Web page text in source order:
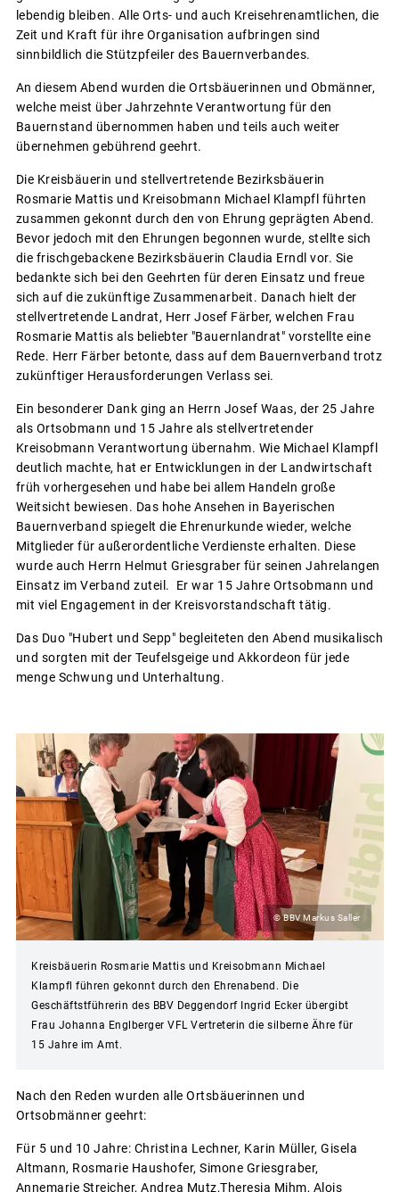
lebendig bleiben. Alle Orts- und auch Kreisehrenamtlichen, die
Zeit und Kraft für ihre Organisation aufbringen sind
sinnbildlich die Stützpfeiler des Bauernverbandes.
An diesem Abend wurden die Ortsbäuerinnen und Obmänner,
welche meist über Jahrzehnte Verantwortung für den
Bauernstand übernommen haben und teils auch weiter
übernehmen gebührend geehrt.
Die Kreisbäuerin und stellvertretende Bezirksbäuerin
Rosmarie Mattis und Kreisobmann Michael Klampfl führten
zusammen gekonnt durch den von Ehrung geprägten Abend.
Bevor jedoch mit den Ehrungen begonnen wurde, stellte sich
die frischgebackene Bezirksbäuerin Claudia Erndl vor. Sie
bedankte sich bei den Geehrten für deren Einsatz und freue
sich auf die zukünftige Zusammenarbeit. Danach hielt der
stellvertretende Landrat, Herr Josef Färber, welchen Frau
Rosmarie Mattis als beliebter "Bauernlandrat" vorstellte eine
Rede. Herr Färber betonte, dass auf dem Bauernverband trotz
zukünftiger Herausforderungen Verlass sei.
Ein besonderer Dank ging an Herrn Josef Waas, der 25 Jahre
als Ortsobmann und 15 Jahre als stellvertretender
Kreisobmann Verantwortung übernahm. Wie Michael Klampfl
deutlich machte, hat er Entwicklungen in der Landwirtschaft
früh vorhergesehen und habe bei allem Handeln große
Weitsicht bewiesen. Das hohe Ansehen in Bayerischen
Bauernverband spiegelt die Ehrenurkunde wieder, welche
Mitglieder für außerordentliche Verdienste erhalten. Diese
wurde auch Herrn Helmut Griesgraber für seinen Jahrelangen
Einsatz im Verband zuteil. Er war 15 Jahre Ortsobmann und
mit viel Engagement in der Kreisvorstandschaft tätig.
Das Duo "Hubert und Sepp" begleiteten den Abend musikalisch
und sorgten mit der Teufelsgeige und Akkordeon für jede
menge Schwung und Unterhaltung.
© BBV Markus Saller
Kreisbäuerin Rosmarie Mattis und Kreisobmann Michael
Klampfl führen gekonnt durch den Ehrenabend. Die
Geschäftstführerin des BBV Deggendorf Ingrid Ecker übergibt
Frau Johanna Englberger VFL Vertreterin die silberne Ähre für
15 Jahre im Amt.
Nach den Reden wurden alle Ortsbäuerinnen und
Ortsobmänner geehrt:
Für 5 und 10 Jahre: Christina Lechner, Karin Müller, Gisela
Altmann, Rosmarie Haushofer, Simone Griesgraber,
Annemarie Streicher, Andrea Mutz,Theresia Mihm, Alois